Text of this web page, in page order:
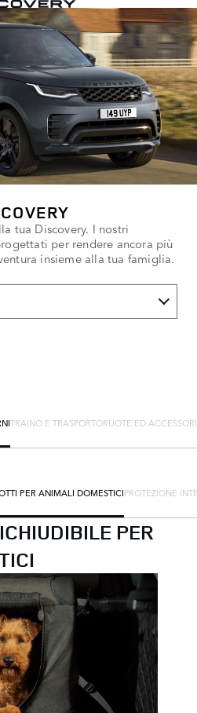
tua Discovery. I nostri
per rendere ancora più
insieme alla tua famiglia.
TRAINO E TRASPORTORUOTE ED ACCESSORI
PER ANIMALI DOMESTICIPROTEZIONE
PER